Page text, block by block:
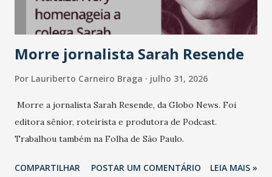
marcas, pessoas e mercado", afirma Tamires So...
Morre jornalista Sarah Resende
Por Lauriberto Carneiro Braga julho 31, 2026
Morre a jornalista Sarah Resende, da Globo News. Foi
editora sênior, roteirista e produtora de Podcast.
Trabalhou também na Folha de São Paulo.
COMPARTILHAR POSTAR UM COMENTÁRIO LEIA MAIS »